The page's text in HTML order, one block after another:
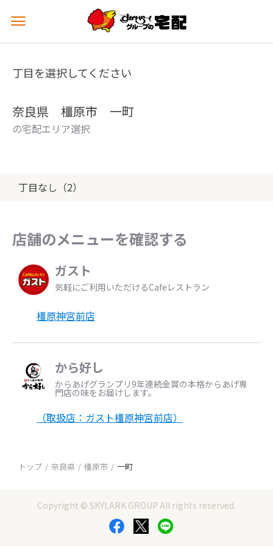
メ
ュ
を
丁目を選択してください
奈良県 橿原市 一町
の宅配エリア選択
丁目なし（2）
店舗のメニューを確認する
ガスト
気軽にご利用いただけるCafeレストラン
橿原神宮前店
から好し
からあげグランプリ9年連続金賞の本格からあげ専
門店の味をお届けします。
（取扱店：ガスト橿原神宮前店）
トップ 奈良県 橿原市 一町
Copyright © SKYLARK GROUP All rights reserved.